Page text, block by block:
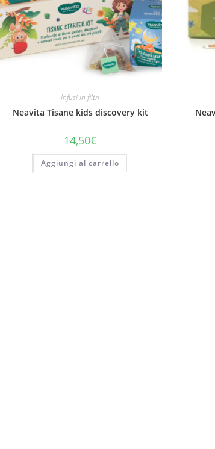
Infusi in filtri
Neavita Tisane kids discovery kit
14,50€
Aggiungi al carrello